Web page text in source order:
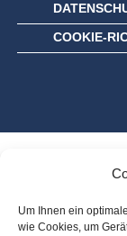
Um Ihnen ein
wie Cookies, um
COOKIE-